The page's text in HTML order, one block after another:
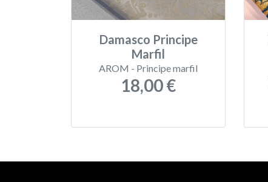
Damasco Principe
Marfil
AROM - Principe marfil
18,00 €